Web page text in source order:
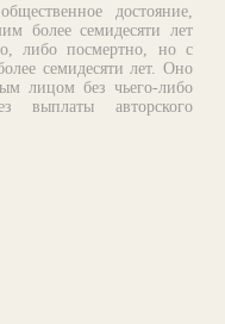
достояние,
более семидесяти лет
либо посмертно, но с
семидесяти лет. Оно
лицом без чьего-либо
выплаты авторского